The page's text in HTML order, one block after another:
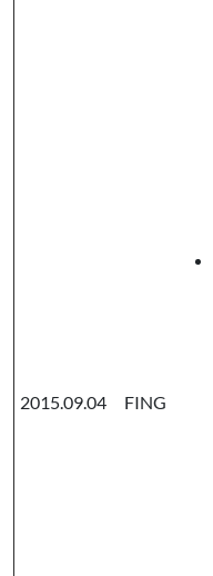
2015.09.04 FING